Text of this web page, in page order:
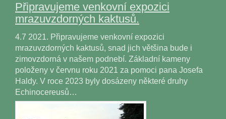
Připravujeme venkovní expozici
mrazuvzdorných kaktusů.
4.7 2021. Připravujeme venkovní expozici
mrazuvzdorných kaktusů, snad jich většina bude i
zimovzdorná v našem podnebí. Základní kameny
položeny v červnu roku 2021 za pomoci pana Josefa
Haldy. V roce 2023 byly dosázeny některé druhy
Echinocereusů…